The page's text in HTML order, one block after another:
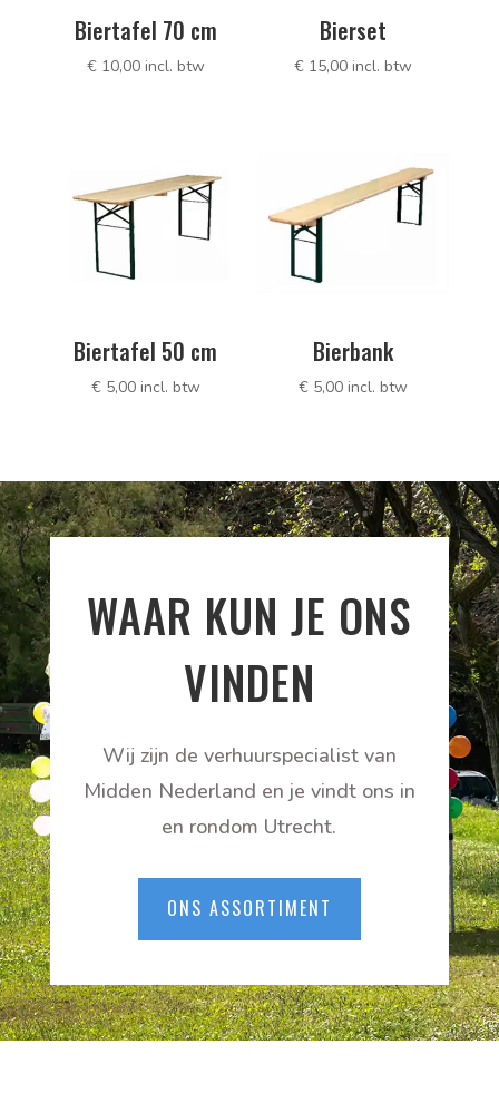
Biertafel 70 cm
€10,00 incl. btw
Bierset
€ 15,00 incl. btw
Biertafel 50 cm
€5,00 incl. btw
Bierbank
€ 5,00 incl. btw
WAAR KUN JE ONS
VINDEN
Wij zijn de verhuurspecialist van
Midden Nederland en je vindt ons in
en rondom Utrecht.
ONS ASSORTIMENT